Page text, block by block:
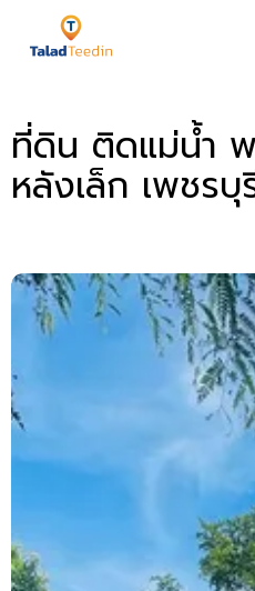
ที่ดิน ติดแม่น้ำ
หลังเล็ก เพชร